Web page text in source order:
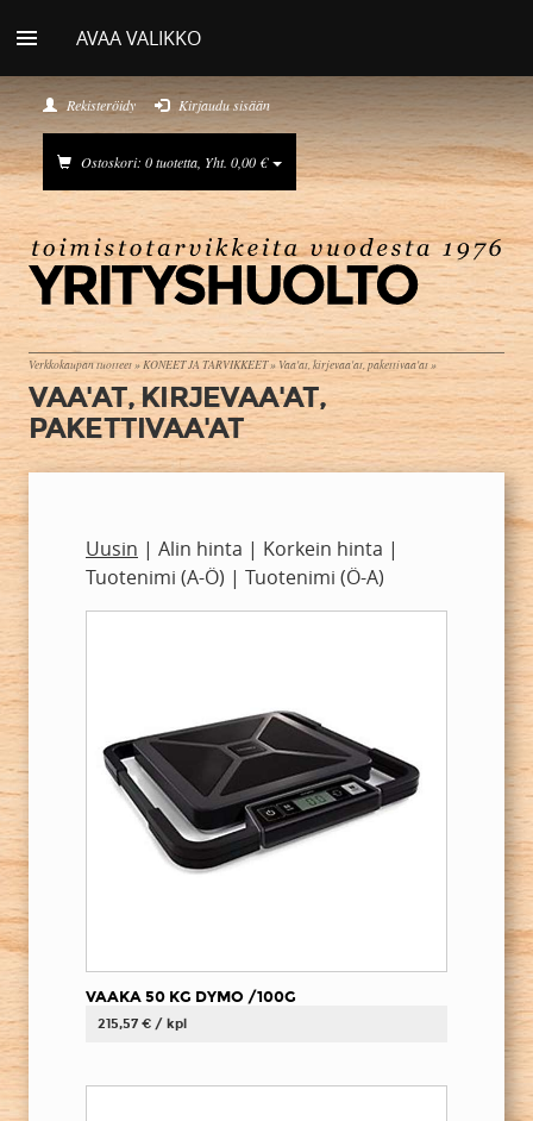
AVAA VALIKKO
Rekisteröidy Kirjaudu sisään
Ostoskori: 0 tuotetta, Yht. 0,00 €
Verkkokaupan tuotteet»KONEET JA TARVIKKEET» Vaa'at, kirjevaa'at, pakettivaa'at»
VAA'AT, KIRJEVAA'AT,
PAKETTIVAA'AT
Uusin | Alin hinta | Korkein hinta |
Tuotenimi (A-Ö) | Tuotenimi (Ö-A)
VAAKA 50 KG DYMO /100G
215,57 € / kpl